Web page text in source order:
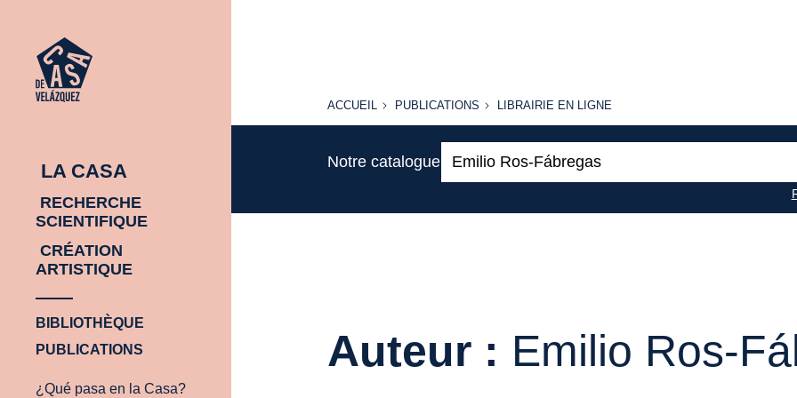
LA CASA
RECHERCHE
SCIENTIFIQUE
CRÉATION
ARTISTIQUE
BIBLIOTHÈQUE
PUBLICATIONS
¿Qué pasa en la Casa?
ACCUEIL
ACCUEIL PUBLICATIONS
PUBLICATIONS
LIBRAIRIE
LIBRAIRIE EN LIGNE
Notre catalogue:
Auteur : Emilio Ros-